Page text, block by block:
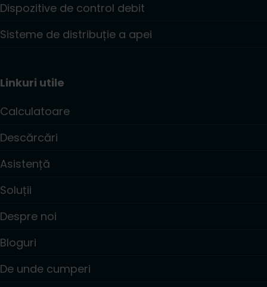
Dispozitive de control debit
Sisteme de distribuție a apei
Linkuri utile
Calculatoare
Descărcări
Asistență
Soluții
Despre noi
Bloguri
De unde cumperi